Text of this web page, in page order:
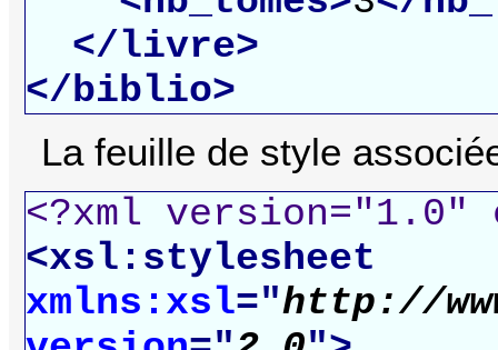
</livre>
</biblio>
La feuille de style
<?xml version="1.0"
<xsl:stylesheet
xmlns:xsl="http://